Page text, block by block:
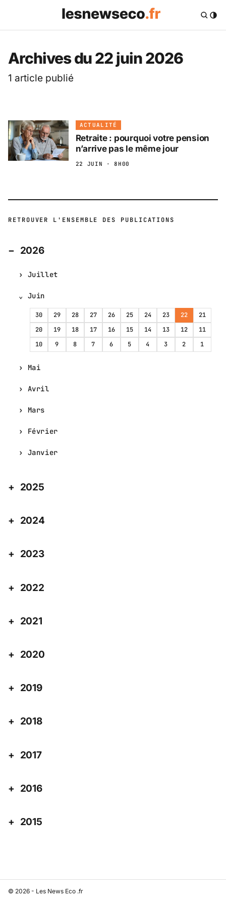
Les News Eco .fr —
Archives du 22 juin 2026
1 article publié
ACTUALITÉ
Retraite : pourquoi votre pension
n’arrive pas le même jour
22 JUIN · 8H00
RETROUVER L'ENSEMBLE DES PUBLICATIONS
2026
Juillet
Juin
30 29 28 27 26 25 24 23 22
21
20
19 18 17 16 15 14 13 12
11
10
9 8 7 6 5 4 3 2 1
Mai
Avril
Mars
Février
Janvier
2025
2024
2023
2022
2021
2020
2019
2018
2017
2016
2015
© 2026 - Les News Eco .fr